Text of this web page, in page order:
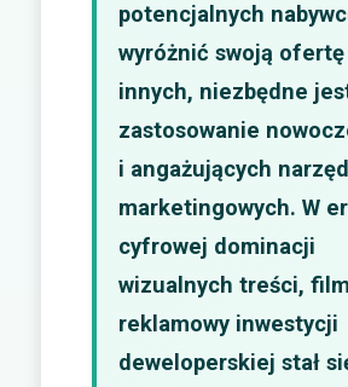
potencjalnych
wyróżnić swoją
innych, niezbędne
zastosowanie
i angażujących
marketingowych. W
cyfrowej dominacji
wizualnych treści, film
reklamowy inwestycji
deweloperskiej stał